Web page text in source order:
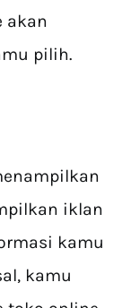
akan
pilih.
iklan
kamu
kamu